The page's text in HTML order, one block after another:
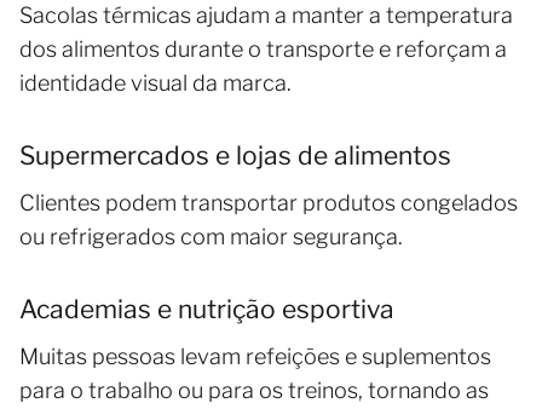
Sacolas térmicas ajudam a manter a temperatura
dos alimentos durante o transporte e reforçam a
identidade visual da marca.
Supermercados e lojas de alimentos
Clientes podem transportar produtos congelados
ou refrigerados com maior segurança.
Academias e nutrição esportiva
Muitas pessoas levam refeições e suplementos
para o trabalho ou para os treinos, tornando as